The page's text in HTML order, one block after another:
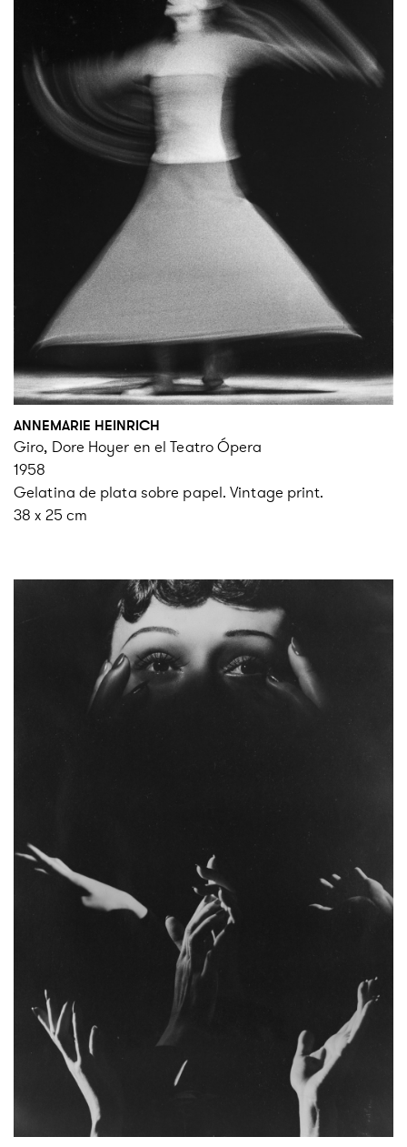
ANNEMARIE HEINRICH
Giro, Dore Hoyer en el Teatro Ópera
1958
Gelatina de plata sobre papel. Vintage print.
38 x 25 cm